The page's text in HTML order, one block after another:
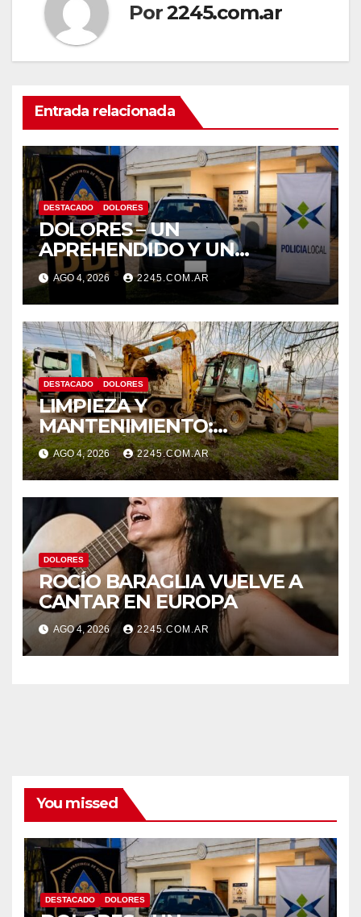
Por2245.com.ar
Entrada relacionada
DESTACADO DOLORES
DOLORES – UN
APREHENDIDO Y UN
VEHÍCULO SECUESTRADO
TRAS DISPAROS Y AMENAZAS
AGO 4, 2026 2245.COM.AR
DESTACADO DOLORES
LIMPIEZA Y
MANTENIMIENTO:
CONTINÚAN LOS TRABAJOS
DE ZANJEO EN DISTINTOS
SECTORES DE LA CIUDAD
AGO 4, 2026 2245.COM.AR
DOLORES
ROCÍO BARAGLIA VUELVE A
CANTAR EN EUROPA
AGO 4, 2026 2245.COM.AR
You missed
DESTACADO DOLORES